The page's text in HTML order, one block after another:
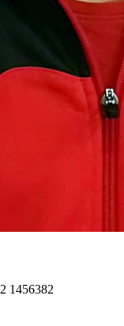
1456382